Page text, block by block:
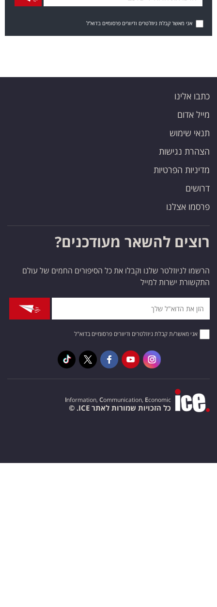
אני מאשר קבלת ניוזלטרים ודיוורים פרסומיים בדוא"ל
כתבו אלינו
מייל אדום
תנאי שימוש
הצהרת נגישות
מדיניות הפרטיות
דרושים
פרסמו אצלנו
רוצים להשאר מעודכנים?
הרשמו לניוזלטר שלנו וקבלו את כל הסיפורים החמים של עולם
התקשורת ישרות למייל
אני מאשר/ת קבלת ניוזלטרים ודיוורים פרסומיים בדוא"ל
Information, Communication, Economic
כל הזכויות שמורות לאתר ICE. ©